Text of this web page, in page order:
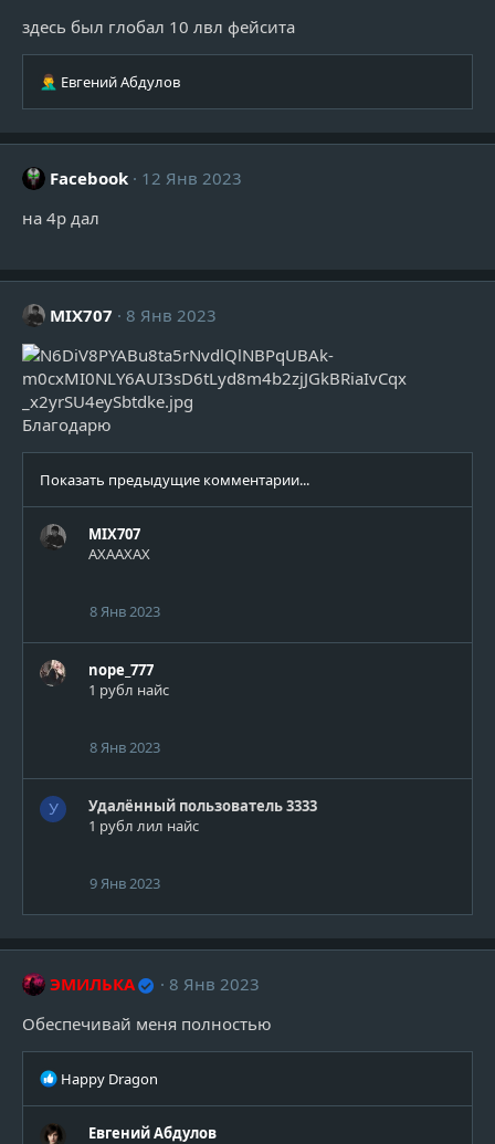
здесь был глобал 10 лвл фейсита
Р
к
и
:
Евгений Абдулов
Facebook
12 Янв 2023
на 4р дал
MIX707 8 Янв 2023
Благодарю
Показать предыдущие комментарии...
MIX707
AXAAXAX
8 Янв 2023
nope_777
1 рубл найс
8 Янв 2023
У
Удалённый пользователь 3333
1 рубл лил найс
9 Янв 2023
ЭМИЛЬКА
8 Янв 2023
Обеспечивай меня полностью
Р
к
Happy Dragon
Евгений Абдулов